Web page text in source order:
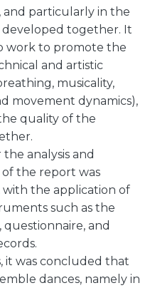
and particularly in the
together. It
work to promote the
and artistic
musicality,
movement dynamics),
quality of the
analysis and
the report was
with the application of
such as the
and
it was concluded that
dances, namely in